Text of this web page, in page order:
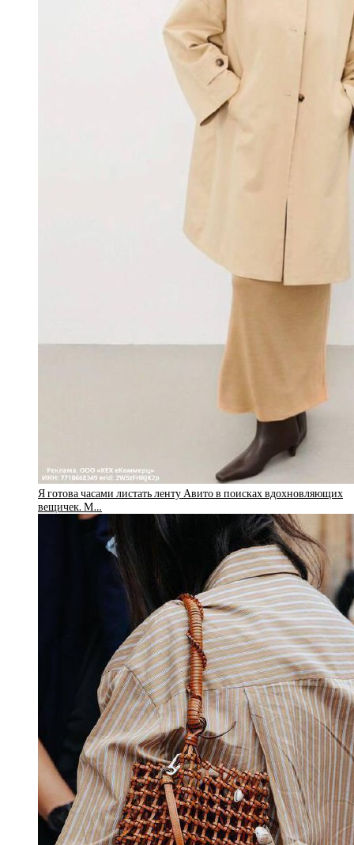
Я готова часами листать ленту Авито в поисках вдохновляющих
вещичек. М…